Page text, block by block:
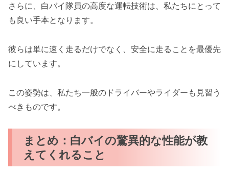
さらに、白バイ隊員の高度な運転技術は、私たちにとって
も良い手本となります。
彼らは単に速く走るだけでなく、安全に走ることを最優先
にしています。
この姿勢は、私たち一般のドライバーやライダーも見習う
べきものです。
まとめ：白バイの驚異的な性能が教
えてくれること